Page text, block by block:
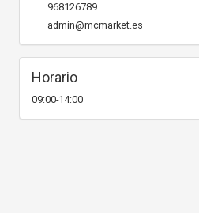
968126789
admin@mcmarket.es
Horario
09:00-14:00